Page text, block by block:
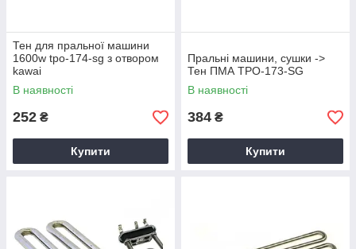
Тен для пральної машини
1600w tpo-174-sg з отвором
kawai
В наявності
252 ₴
Купити
Пральні машини, сушки ->
Тен ПМА TPO-173-SG
В наявності
384 ₴
Купити